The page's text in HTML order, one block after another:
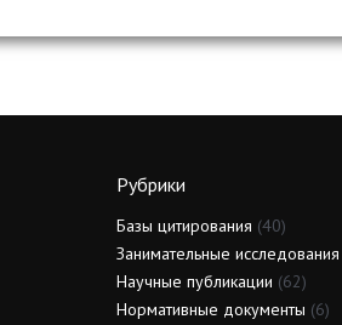
Рубрики
Базы цитирования (40)
Занимательные исследования
Научные публикации (62)
Нормативные документы (6)